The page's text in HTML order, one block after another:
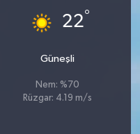
22°
Güneşli
Nem: %70
Rüzgar: 4.19 m/s